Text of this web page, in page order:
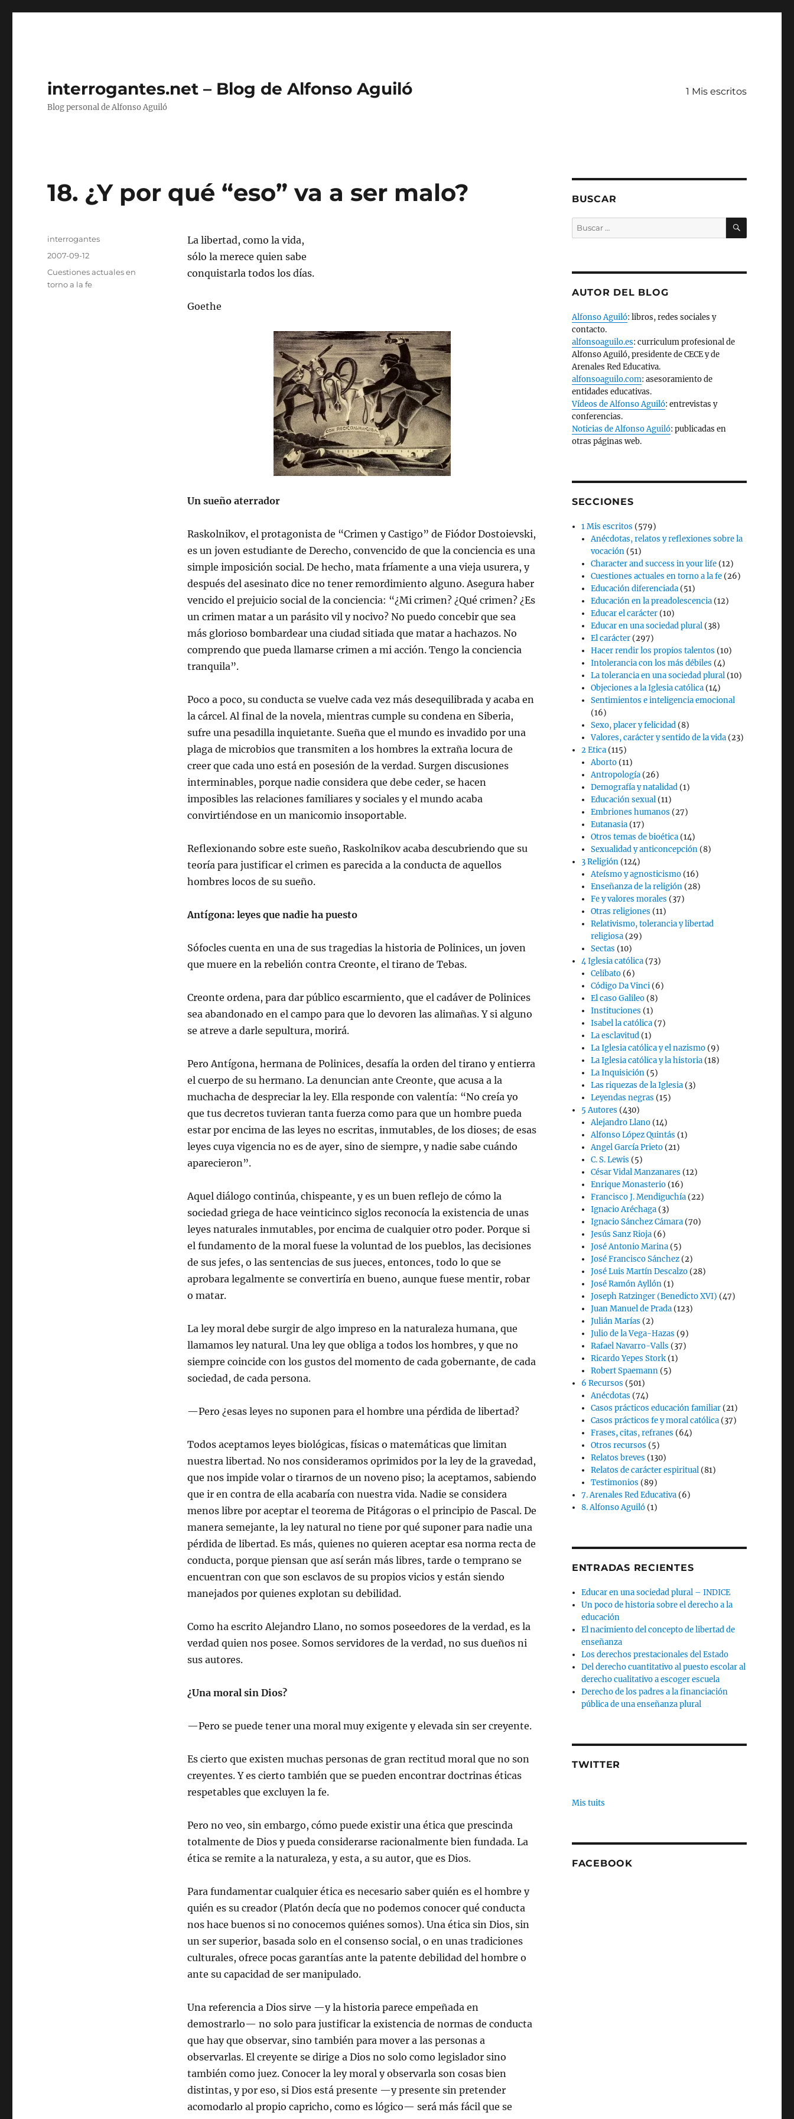
interrogantes.net – Blog de Alfonso Aguiló
Blog personal de Alfonso Aguiló
1 Mis escritos
18. ¿Y por qué “eso” va a ser malo?
La libertad, como la vida,
sólo la merece quien sabe
conquistarla todos los días.
Goethe
Un sueño aterrador
Raskolnikov, el protagonista de “Crimen y Castigo” de Fiódor Dostoievski,
es un joven estudiante de Derecho, convencido de que la conciencia es una
simple imposición social. De hecho, mata fríamente a una vieja usurera, y
después del asesinato dice no tener remordimiento alguno. Asegura haber
vencido el prejuicio social de la conciencia: “¿Mi crimen? ¿Qué crimen? ¿Es
un crimen matar a un parásito vil y nocivo? No puedo concebir que sea
más glorioso bombardear una ciudad sitiada que matar a hachazos. No
comprendo que pueda llamarse crimen a mi acción. Tengo la conciencia
tranquila”.
Poco a poco, su conducta se vuelve cada vez más desequilibrada y acaba en
la cárcel. Al final de la novela, mientras cumple su condena en Siberia,
sufre una pesadilla inquietante. Sueña que el mundo es invadido por una
plaga de microbios que transmiten a los hombres la extraña locura de
creer que cada uno está en posesión de la verdad. Surgen discusiones
interminables, porque nadie considera que debe ceder, se hacen
imposibles las relaciones familiares y sociales y el mundo acaba
convirtiéndose en un manicomio insoportable.
Reflexionando sobre este sueño, Raskolnikov acaba descubriendo que su
teoría para justificar el crimen es parecida a la conducta de aquellos
hombres locos de su sueño.
Antígona: leyes que nadie ha puesto
Sófocles cuenta en una de sus tragedias la historia de Polinices, un joven
que muere en la rebelión contra Creonte, el tirano de Tebas.
Creonte ordena, para dar público escarmiento, que el cadáver de Polinices
sea abandonado en el campo para que lo devoren las alimañas. Y si alguno
se atreve a darle sepultura, morirá.
Pero Antígona, hermana de Polinices, desafía la orden del tirano y entierra
el cuerpo de su hermano. La denuncian ante Creonte, que acusa a la
muchacha de despreciar la ley. Ella responde con valentía: “No creía yo
que tus decretos tuvieran tanta fuerza como para que un hombre pueda
estar por encima de las leyes no escritas, inmutables, de los dioses; de esas
leyes cuya vigencia no es de ayer, sino de siempre, y nadie sabe cuándo
aparecieron”.
Aquel diálogo continúa, chispeante, y es un buen reflejo de cómo la
sociedad griega de hace veinticinco siglos reconocía la existencia de unas
leyes naturales inmutables, por encima de cualquier otro poder. Porque si
el fundamento de la moral fuese la voluntad de los pueblos, las decisiones
de sus jefes, o las sentencias de sus jueces, entonces, todo lo que se
aprobara legalmente se convertiría en bueno, aunque fuese mentir, robar
o matar.
La ley moral debe surgir de algo impreso en la naturaleza humana, que
llamamos ley natural. Una ley que obliga a todos los hombres, y que no
siempre coincide con los gustos del momento de cada gobernante, de cada
sociedad, de cada persona.
—Pero ¿esas leyes no suponen para el hombre una pérdida de libertad?
Todos aceptamos leyes biológicas, físicas o matemáticas que limitan
nuestra libertad. No nos consideramos oprimidos por la ley de la gravedad,
que nos impide volar o tirarnos de un noveno piso; la aceptamos, sabiendo
que ir en contra de ella acabaría con nuestra vida. Nadie se considera
menos libre por aceptar el teorema de Pitágoras o el principio de Pascal. De
manera semejante, la ley natural no tiene por qué suponer para nadie una
pérdida de libertad. Es más, quienes no quieren aceptar esa norma recta de
conducta, porque piensan que así serán más libres, tarde o temprano se
encuentran con que son esclavos de su propios vicios y están siendo
manejados por quienes explotan su debilidad.
Como ha escrito Alejandro Llano, no somos poseedores de la verdad, es la
verdad quien nos posee. Somos servidores de la verdad, no sus dueños ni
sus autores.
¿Una moral sin Dios?
—Pero se puede tener una moral muy exigente y elevada sin ser creyente.
Es cierto que existen muchas personas de gran rectitud moral que no son
creyentes. Y es cierto también que se pueden encontrar doctrinas éticas
respetables que excluyen la fe.
Pero no veo, sin embargo, cómo puede existir una ética que prescinda
totalmente de Dios y pueda considerarse racionalmente bien fundada. La
ética se remite a la naturaleza, y esta, a su autor, que es Dios.
Para fundamentar cualquier ética es necesario saber quién es el hombre y
quién es su creador (Platón decía que no podemos conocer qué conducta
nos hace buenos si no conocemos quiénes somos). Una ética sin Dios, sin
un ser superior, basada solo en el consenso social, o en unas tradiciones
culturales, ofrece pocas garantías ante la patente debilidad del hombre o
ante su capacidad de ser manipulado.
Una referencia a Dios sirve —y la historia parece empeñada en
demostrarlo— no solo para justificar la existencia de normas de conducta
que hay que observar, sino también para mover a las personas a
observarlas. El creyente se dirige a Dios no solo como legislador sino
también como juez. Conocer la ley moral y observarla son cosas bien
distintas, y por eso, si Dios está presente —y presente sin pretender
acomodarlo al propio capricho, como es lógico— será más fácil que se
Autor
interrogantes
Publicado
2007-09-12
Categorías
Cuestiones actuales en
torno a la fe
BUSCAR
Buscar
por:
BUSCAR
AUTOR DEL BLOG
Alfonso Aguiló: libros, redes sociales y
contacto.
alfonsoaguilo.es: curriculum profesional de
Alfonso Aguiló, presidente de CECE y de
Arenales Red Educativa.
alfonsoaguilo.com: asesoramiento de
entidades educativas.
Vídeos de Alfonso Aguiló: entrevistas y
conferencias.
Noticias de Alfonso Aguiló: publicadas en
otras páginas web.
SECCIONES
1 Mis escritos (579)
Anécdotas, relatos y reflexiones sobre la
vocación (51)
Character and success in your life (12)
Cuestiones actuales en torno a la fe (26)
Educación diferenciada (51)
Educación en la preadolescencia (12)
Educar el carácter (10)
Educar en una sociedad plural (38)
El carácter (297)
Hacer rendir los propios talentos (10)
Intolerancia con los más débiles (4)
La tolerancia en una sociedad plural (10)
Objeciones a la Iglesia católica (14)
Sentimientos e inteligencia emocional
(16)
Sexo, placer y felicidad (8)
Valores, carácter y sentido de la vida (23)
2 Etica (115)
Aborto (11)
Antropología (26)
Demografía y natalidad (1)
Educación sexual (11)
Embriones humanos (27)
Eutanasia (17)
Otros temas de bioética (14)
Sexualidad y anticoncepción (8)
3 Religión (124)
Ateísmo y agnosticismo (16)
Enseñanza de la religión (28)
Fe y valores morales (37)
Otras religiones (11)
Relativismo, tolerancia y libertad
religiosa (29)
Sectas (10)
4 Iglesia católica (73)
Celibato (6)
Código Da Vinci (6)
El caso Galileo (8)
Instituciones (1)
Isabel la católica (7)
La esclavitud (1)
La Iglesia católica y el nazismo (9)
La Iglesia católica y la historia (18)
La Inquisición (5)
Las riquezas de la Iglesia (3)
Leyendas negras (15)
5 Autores (430)
Alejandro Llano (14)
Alfonso López Quintás (1)
Angel García Prieto (21)
C. S. Lewis (5)
César Vidal Manzanares (12)
Enrique Monasterio (16)
Francisco J. Mendiguchía (22)
Ignacio Aréchaga (3)
Ignacio Sánchez Cámara (70)
Jesús Sanz Rioja (6)
José Antonio Marina (5)
José Francisco Sánchez (2)
José Luis Martín Descalzo (28)
José Ramón Ayllón (1)
Joseph Ratzinger (Benedicto XVI) (47)
Juan Manuel de Prada (123)
Julián Marías (2)
Julio de la Vega-Hazas (9)
Rafael Navarro-Valls (37)
Ricardo Yepes Stork (1)
Robert Spaemann (5)
6 Recursos (501)
Anécdotas (74)
Casos prácticos educación familiar (21)
Casos prácticos fe y moral católica (37)
Frases, citas, refranes (64)
Otros recursos (5)
Relatos breves (130)
Relatos de carácter espiritual (81)
Testimonios (89)
7. Arenales Red Educativa (6)
8. Alfonso Aguiló (1)
ENTRADAS RECIENTES
Educar en una sociedad plural – INDICE
Un poco de historia sobre el derecho a la
educación
El nacimiento del concepto de libertad de
enseñanza
Los derechos prestacionales del Estado
Del derecho cuantitativo al puesto escolar al
derecho cualitativo a escoger escuela
Derecho de los padres a la financiación
pública de una enseñanza plural
TWITTER
Mis tuits
FACEBOOK